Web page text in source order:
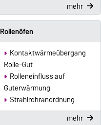
mehr
Rollenöfen
Kontaktwärmeübergang
Rolle-Gut
Rolleneinfluss auf
Guterwärmung
Strahlrohranordnung
mehr